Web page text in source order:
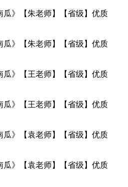
》【朱老师】【省级】优质
》【朱老师】【省级】优质
》【王老师】【省级】优质
》【王老师】【省级】优质
》【袁老师】【省级】优质
》【袁老师】【省级】优质